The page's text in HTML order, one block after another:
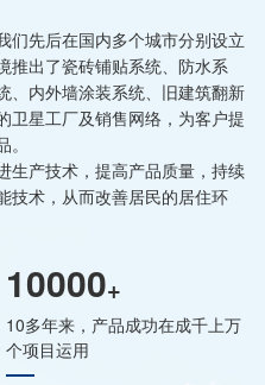
们先后在国内多个城市分别设立
推出了瓷砖铺贴系统、防水系
、内外墙涂装系统、旧建筑翻新
卫星工厂及销售网络，为客户提
生产技术，提高产品质量，持续
技术，从而改善居民的居住环
10000+
10多年来，产品成功在成千上万
个项目运用